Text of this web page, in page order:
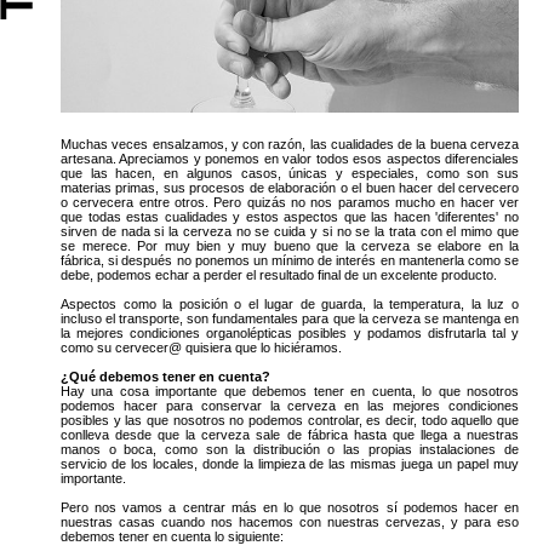
Muchas veces ensalzamos, y con razón, las cualidades de la buena cerveza
artesana. Apreciamos y ponemos en valor todos esos aspectos diferenciales
que las hacen, en algunos casos, únicas y especiales, como son sus
materias primas, sus procesos de elaboración o el buen hacer del cervecero
o cervecera entre otros. Pero quizás no nos paramos mucho en hacer ver
que todas estas cualidades y estos aspectos que las hacen 'diferentes' no
sirven de nada si la cerveza no se cuida y si no se la trata con el mimo que
se merece. Por muy bien y muy bueno que la cerveza se elabore en la
fábrica, si después no ponemos un mínimo de interés en mantenerla como se
debe, podemos echar a perder el resultado final de un excelente producto.
Aspectos como la posición o el lugar de guarda, la temperatura, la luz o
incluso el transporte, son fundamentales para que la cerveza se mantenga en
la mejores condiciones organolépticas posibles y podamos disfrutarla tal y
como su cervecer@ quisiera que lo hiciéramos.
¿Qué debemos tener en cuenta?
Hay una cosa importante que debemos tener en cuenta, lo que nosotros
podemos hacer para conservar la cerveza en las mejores condiciones
posibles y las que nosotros no podemos controlar, es decir, todo aquello que
conlleva desde que la cerveza sale de fábrica hasta que llega a nuestras
manos o boca, como son la distribución o las propias instalaciones de
servicio de los locales, donde la limpieza de las mismas juega un papel muy
importante.
Pero nos vamos a centrar más en lo que nosotros sí podemos hacer en
nuestras casas cuando nos hacemos con nuestras cervezas, y para eso
debemos tener en cuenta lo siguiente: